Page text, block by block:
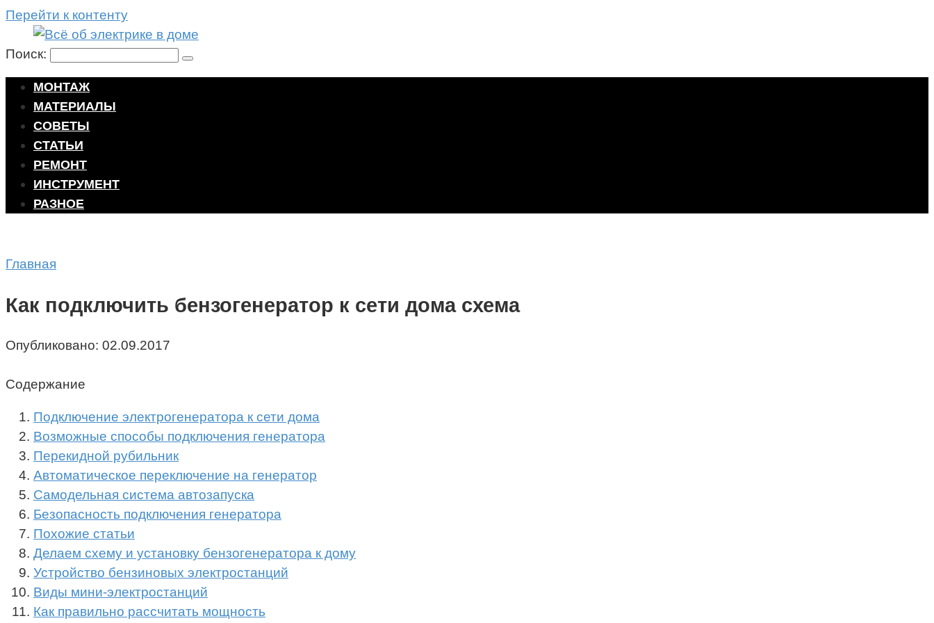
Перейти к контенту
Поиск:
МОНТАЖ
МАТЕРИАЛЫ
СОВЕТЫ
СТАТЬИ
РЕМОНТ
ИНСТРУМЕНТ
РАЗНОЕ
Главная
Как подключить бензогенератор к сети дома схема
Опубликовано: 02.09.2017
Содержание
Подключение электрогенератора к сети дома
Возможные способы подключения генератора
Перекидной рубильник
Автоматическое переключение на генератор
Самодельная система автозапуска
Безопасность подключения генератора
Похожие статьи
Делаем схему и установку бензогенератора к дому
Устройство бензиновых электростанций
Виды мини-электростанций
Как правильно рассчитать мощность